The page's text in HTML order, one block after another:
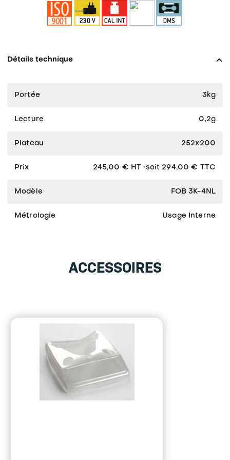
Détails technique
Portée 3kg
Lecture 0,2g
Plateau 252x200
Prix 245,00 € HT ∙soit 294,00 € TTC
Modèle FOB 3K-4NL
Métrologie Usage Interne
ACCESSOIRES